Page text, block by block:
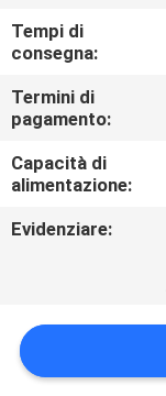
NOTIZIE
CASI
SITEMAP
NORME
Tempi di
consegna:
Termini di
pagamento:
Capacità di
alimentazione:
Evidenziare: